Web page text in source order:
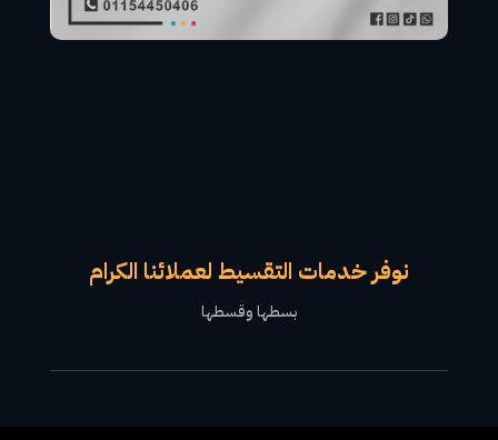
نوفر خدمات التقسيط لعملائنا الكرام
بسطها وقسطها